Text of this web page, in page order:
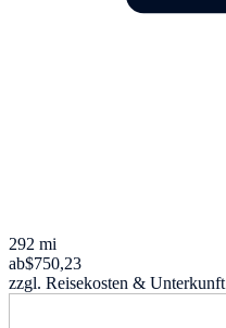
292 mi
ab$750,23
zzgl. Reisekosten & Unterkunft